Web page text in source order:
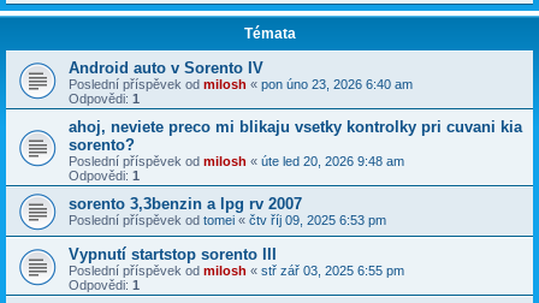
Témata
Android auto v Sorento IV
Poslední příspěvek od milosh « pon úno 23, 2026 6:40 am
Odpovědi: 1
ahoj, neviete preco mi blikaju vsetky kontrolky pri cuvani kia
sorento?
Poslední příspěvek od milosh « úte led 20, 2026 9:48 am
Odpovědi: 1
sorento 3,3benzin a lpg rv 2007
Poslední příspěvek od tomei « čtv říj 09, 2025 6:53 pm
Vypnutí startstop sorento III
Poslední příspěvek od milosh « stř zář 03, 2025 6:55 pm
Odpovědi: 1